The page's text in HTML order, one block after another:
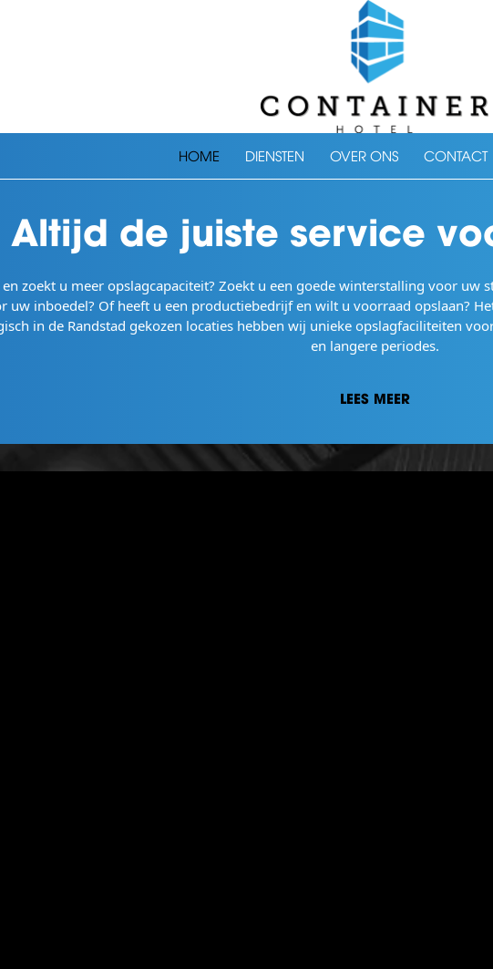
HOME DIENSTEN OVER ONS CONTACT
Altijd de juiste service
zoekt u meer opslagcapaciteit? Zoekt u een goede winterstalling voor uw
inboedel? Of heeft u een productiebedrijf en wilt u voorraad opslaan?
in de Randstad gekozen locaties hebben wij unieke opslagfaciliteiten
en langere periodes.
LEES MEER